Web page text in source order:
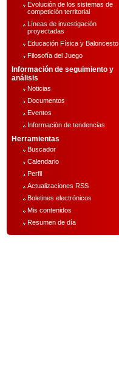
Evolución de los sistemas de
competición territorial
Líneas de investigación
proyectadas
Educación Física y Baloncesto
Filosofía del Juego
Información de seguimiento y
análisis
Noticias
Documentos
Eventos
Información de tendencias
Herramientas
Buscador
Calendario
Perfil
Actualizaciones RSS
Boletines electrónicos
Mis contenidos
Resumen de día